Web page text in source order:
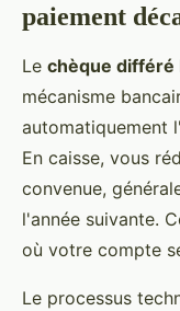
paiement
Le chèque différé
mécanisme
automatiquement
En caisse, vous
convenue,
l'année suivante.
où votre compte
Le processus